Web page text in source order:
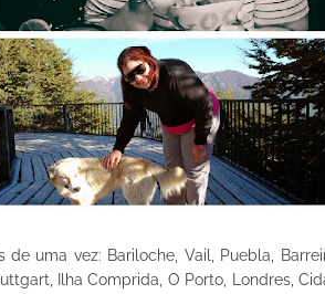
uma vez: Bariloche, Vail, Puebla,
Ilha Comprida, O Porto, Londres,